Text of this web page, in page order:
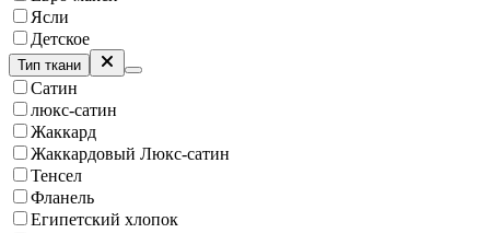
Ясли
Детское
Тип ткани
Сатин
люкс-сатин
Жаккард
Жаккардовый Люкс-сатин
Тенсел
Фланель
Египетский хлопок